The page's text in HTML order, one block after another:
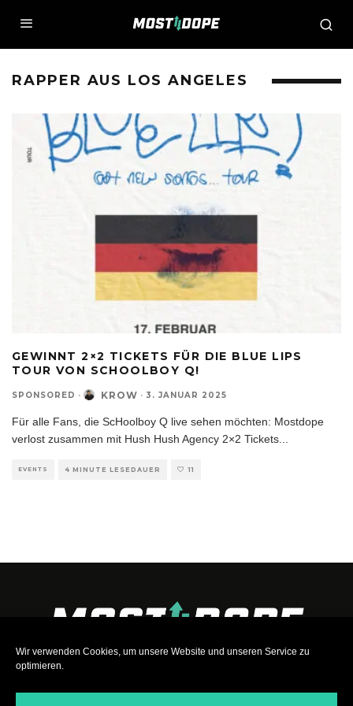
Wir verwenden Cookies, um unsere Website und unseren Service zu
optimieren.
RAPPER AUS LOS ANGELES
GEWINNT 2×2 TICKETS FÜR DIE BLUE LIPS
TOUR VON SCHOOLBOY Q!
SPONSORED · KROW · 3. JANUAR 2025
Für alle Fans, die ScHoolboy Q live sehen möchten: Mostdope
verlost zusammen mit Hush Hush Agency 2×2 Tickets
EVENTS 4 MINUTE LESEDAUER 11